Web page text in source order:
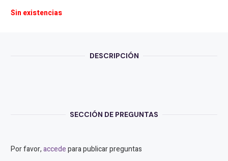
Sin existencias
DESCRIPCIÓN
SECCIÓN DE PREGUNTAS
Por favor,accedepara publicar preguntas